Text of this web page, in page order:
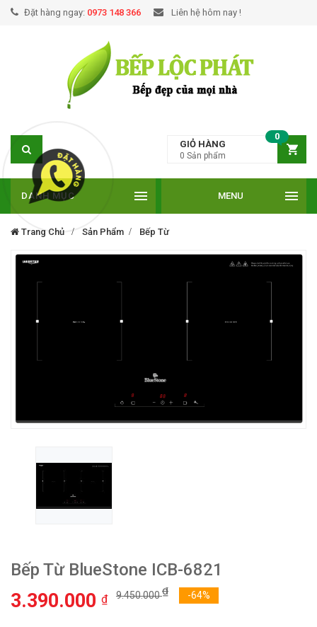
Đặt hàng ngay: 0973 148 366 Liên hệ hôm nay !
GIỎ HÀNG
0
0 Sản phẩm
DANH MỤC MENU
Trang Chủ Sản Phẩm Bếp Từ
Bếp Từ BlueStone ICB-6821
3.390.000 ₫ 9.450.000₫ -64%